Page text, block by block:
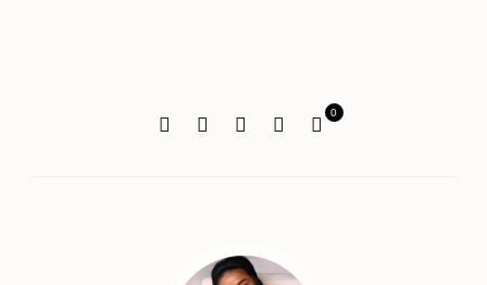
0